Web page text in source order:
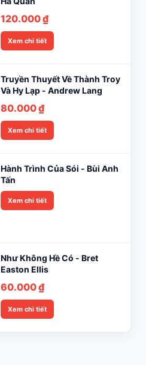
120.000₫
Xem chi tiết
Truyền Thuyết Về Thành Troy
Và Hy Lạp - Andrew Lang
80.000₫
Xem chi tiết
Hành Trình Của Sói - Bùi Anh
Tấn
Xem chi tiết
Như Không Hề Có - Bret
Easton Ellis
60.000₫
Xem chi tiết